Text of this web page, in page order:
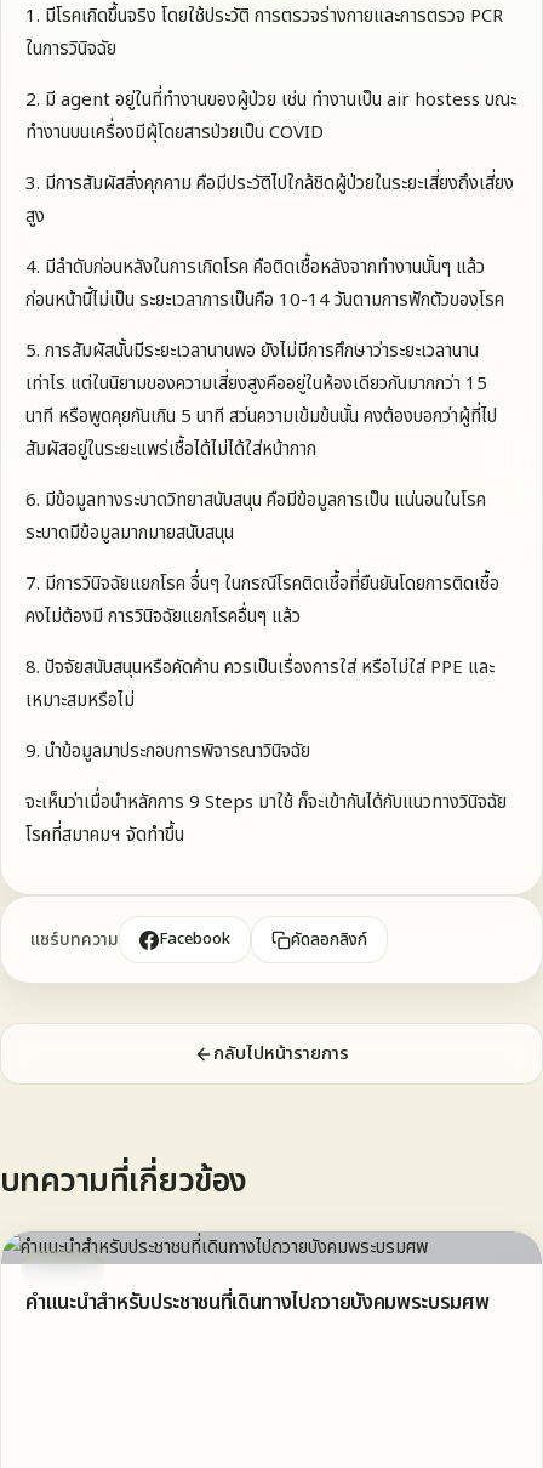
1. มีโรคเกิดขึ้นจริง โดยใช้ประวัติ การตรวจร่างกายและการตรวจ PCR
ในการวินิจฉัย
2. มี agent อยู่ในที่ทำงานของผู้ป่วย เช่น ทำงานเป็น air hostess ขณะ
ทำงานบนเครื่องมีผุ้โดยสารป่วยเป็น COVID
3. มีการสัมผัสสิ่งคุกคาม คือมีประวัติไปใกล้ชิดผู้ป่วยในระยะเสี่ยงถึงเสี่ยง
สูง
4. มีลำดับก่อนหลังในการเกิดโรค คือติดเชื้อหลังจากทำงานนั้นๆ แล้ว
ก่อนหน้านี้ไม่เป็น ระยะเวลาการเป็นคือ 10-14 วันตามการฟักตัวของโรค
5. การสัมผัสนั้นมีระยะเวลานานพอ ยังไม่มีการศึกษาว่าระยะเวลานาน
เท่าไร แต่ในนิยามของความเสี่ยงสูงคืออยู่ในห้องเดียวกันมากกว่า 15
นาที หรือพูดคุยกันเกิน 5 นาที สว่นความเข้มข้นนั้น คงต้องบอกว่าผู้ที่ไป
สัมผัสอยู่ในระยะแพร่เชื้อได้ไม่ได้ใส่หน้ากาก
6. มีข้อมูลทางระบาดวิทยาสนับสนุน คือมีข้อมูลการเป็น แน่นอนในโรค
ระบาดมีข้อมูลมากมายสนับสนุน
7. มีการวินิจฉัยแยกโรค อื่นๆ ในกรณีโรคติดเชื้อที่ยืนยันโดยการติดเชื้อ
คงไม่ต้องมี การวินิจฉัยแยกโรคอื่นๆ แล้ว
8. ปัจจัยสนับสนุนหรือคัดค้าน ควรเป็นเรื่องการใส่ หรือไม่ใส่ PPE และ
เหมาะสมหรือไม่
9. นำข้อมูลมาประกอบการพิจารณาวินิจฉัย
จะเห็นว่าเมื่อนำหลักการ 9 Steps มาใช้ ก็จะเข้ากันได้กับแนวทางวินิจฉัย
โรคที่สมาคมฯ จัดทำขึ้น
แชร์บทความ Facebook คัดลอกลิงก์
กลับไปหน้ารายการ
บทความที่เกี่ยวข้อง
บทความ
คำแนะนำสำหรับประชาชนที่เดินทางไปถวายบังคมพระบรมศพ